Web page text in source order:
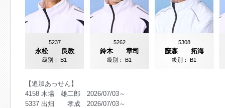
5237
永松 良教
級別：B1
5262
鈴木 章司
級別：B1
5308
藤森 拓海
級別：B1
【追加あっせん】
4158 木場 雄二郎 2026/07/03～
5337 出畑 孝成 2026/07/03～